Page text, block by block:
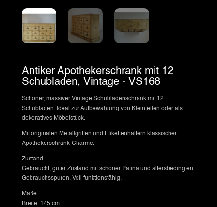
Antiker Apothekerschrank mit 12
Schubladen, Vintage - VS168
Schöner, massiver Vintage Schubladenschrank mit 12
Schubladen. Ideal zur Aufbewahrung von Kleinteilen oder als
dekoratives Möbelstück.
Mit originalen Metallgriffen und Etikettenhaltern klassischer
Apothekerschrank-Charme.
Zustand
Gebraucht, guter Zustand mit schöner Patina und altersbedingten
Gebrauchsspuren. Voll funktionsfähig.
Maße
Breite: 145 cm